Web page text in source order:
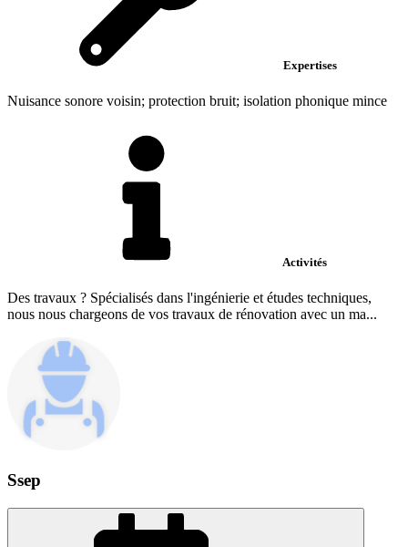
Expertises
Nuisance sonore voisin; protection bruit; isolation phonique mince
Activités
Des travaux ? Spécialisés dans l'ingénierie et études techniques,
nous nous chargeons de vos travaux de rénovation avec un ma...
Ssep